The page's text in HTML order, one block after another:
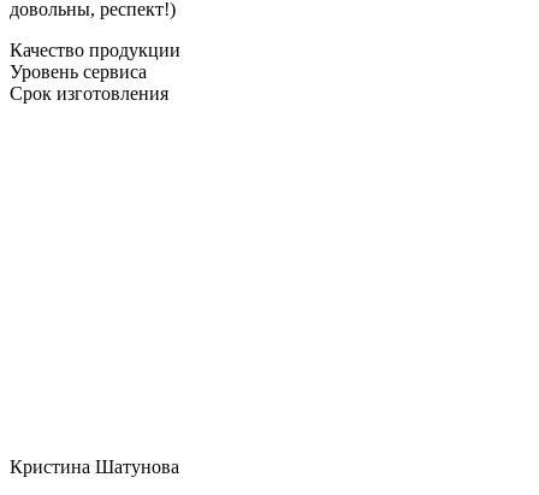
довольны, респект!)
Качество продукции
Уровень сервиса
Срок изготовления
Кристина Шатунова